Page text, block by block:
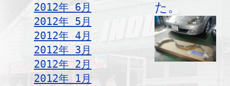
2012年 6月
2012年 5月
2012年 4月
2012年 3月
2012年 2月
2012年 1月
た。